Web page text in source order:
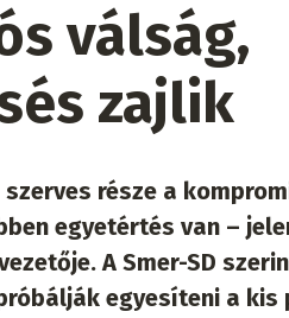
válság,
zajlik
része a
egyetértés van –
A Smer-SD
egyesíteni a